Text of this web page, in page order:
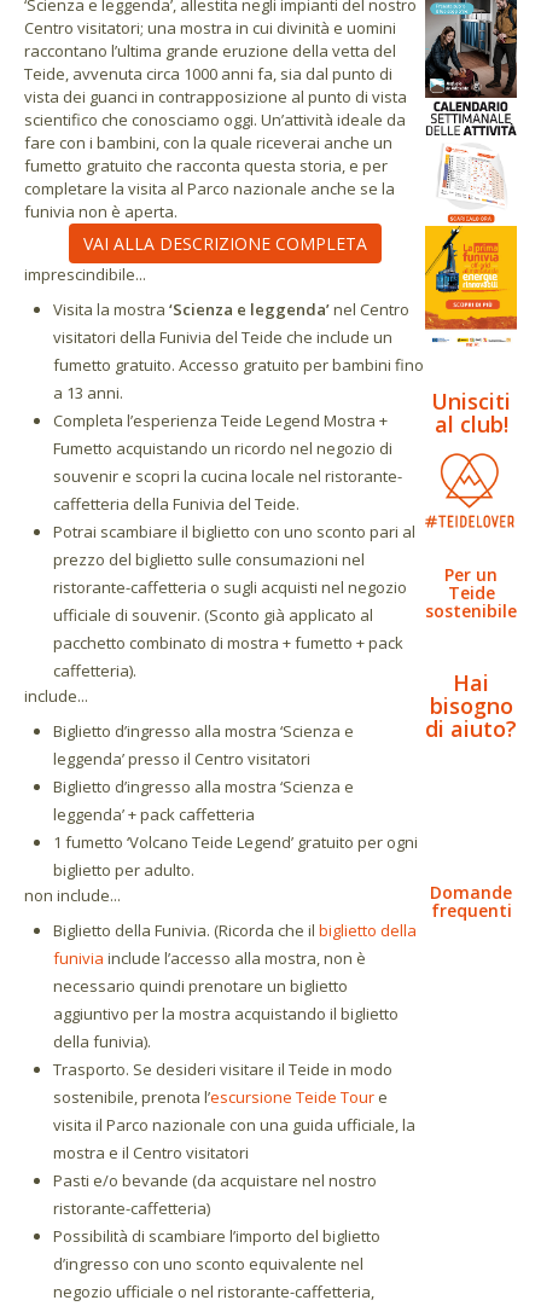
‘Scienza e leggenda’, allestita negli impianti del nostro
Centro visitatori; una mostra in cui divinità e uomini
raccontano l’ultima grande eruzione della vetta del
Teide, avvenuta circa 1000 anni fa, sia dal punto di
vista dei guanci in contrapposizione al punto di vista
scientifico che conosciamo oggi. Un’attività ideale da
fare con i bambini, con la quale riceverai anche un
fumetto gratuito che racconta questa storia, e per
completare la visita al Parco nazionale anche se la
funivia non è aperta.
VAI ALLA DESCRIZIONE COMPLETA
imprescindibile...
Visita la mostra ‘Scienza e leggenda’nel Centro
visitatori della Funivia del Teide che include un
fumetto gratuito. Accesso gratuito per bambini fino
a 13 anni.
Completa l’esperienza Teide Legend Mostra +
Fumetto acquistando un ricordo nel negozio di
souvenir e scopri la cucina locale nel ristorante-
caffetteria della Funivia del Teide.
Potrai scambiare il biglietto con uno sconto pari al
prezzo del biglietto sulle consumazioni nel
ristorante-caffetteria o sugli acquisti nel negozio
ufficiale di souvenir. (Sconto già applicato al
pacchetto combinato di mostra + fumetto + pack
caffetteria).
include...
Biglietto d’ingresso alla mostra ‘Scienza e
leggenda’ presso il Centro visitatori
Biglietto d’ingresso alla mostra ‘Scienza e
leggenda’ + pack caffetteria
1 fumetto ‘Volcano Teide Legend’ gratuito per ogni
biglietto per adulto.
non include...
Biglietto della Funivia. (Ricorda che il biglietto della
funivia include l’accesso alla mostra, non è
necessario quindi prenotare un biglietto
aggiuntivo per la mostra acquistando il biglietto
della funivia).
Trasporto. Se desideri visitare il Teide in modo
sostenibile, prenota l’escursione Teide Tour e
visita il Parco nazionale con una guida ufficiale, la
mostra e il Centro visitatori
Pasti e/o bevande (da acquistare nel nostro
ristorante-caffetteria)
Possibilità di scambiare l’importo del biglietto
d’ingresso con uno sconto equivalente nel
negozio ufficiale o nel ristorante-caffetteria,
Unisciti
al club!
Per un
Teide
sostenibile
Hai
bisogno
di aiuto?
Domande
frequenti